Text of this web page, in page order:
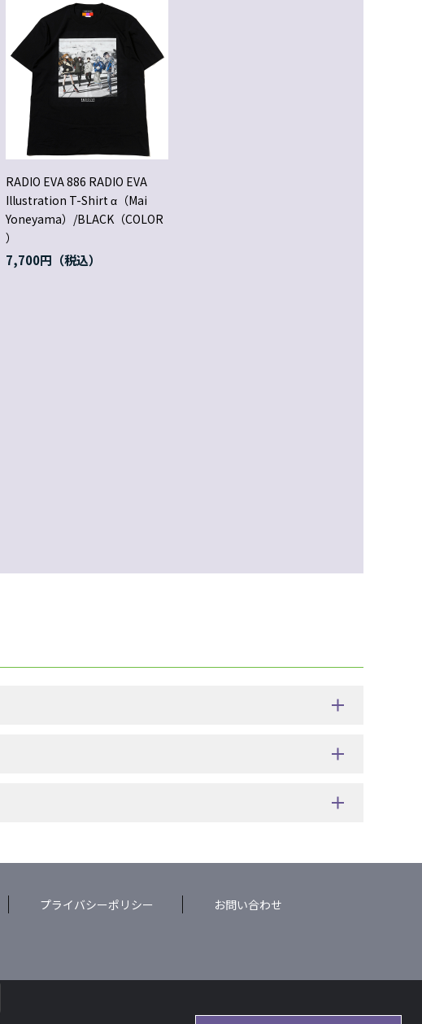
RADIO EVA 886 RADIO EVA
Illustration T-Shirt α（Mai
Yoneyama）/BLACK（COLOR
）
7,700円
プライバシーポリシー お問い合わせ